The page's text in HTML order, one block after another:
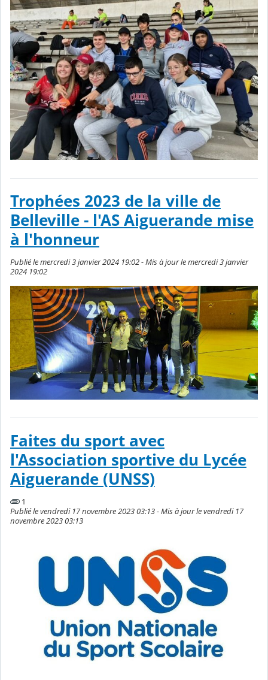
Trophées 2023 de la ville de
Belleville - l'AS Aiguerande mise
à l'honneur
Publié le mercredi 3 janvier 2024 19:02 - Mis à jour le mercredi 3 janvier
2024 19:02
Faites du sport avec
l'Association sportive du Lycée
Aiguerande (UNSS)
1
Publié le vendredi 17 novembre 2023 03:13 - Mis à jour le vendredi 17
novembre 2023 03:13